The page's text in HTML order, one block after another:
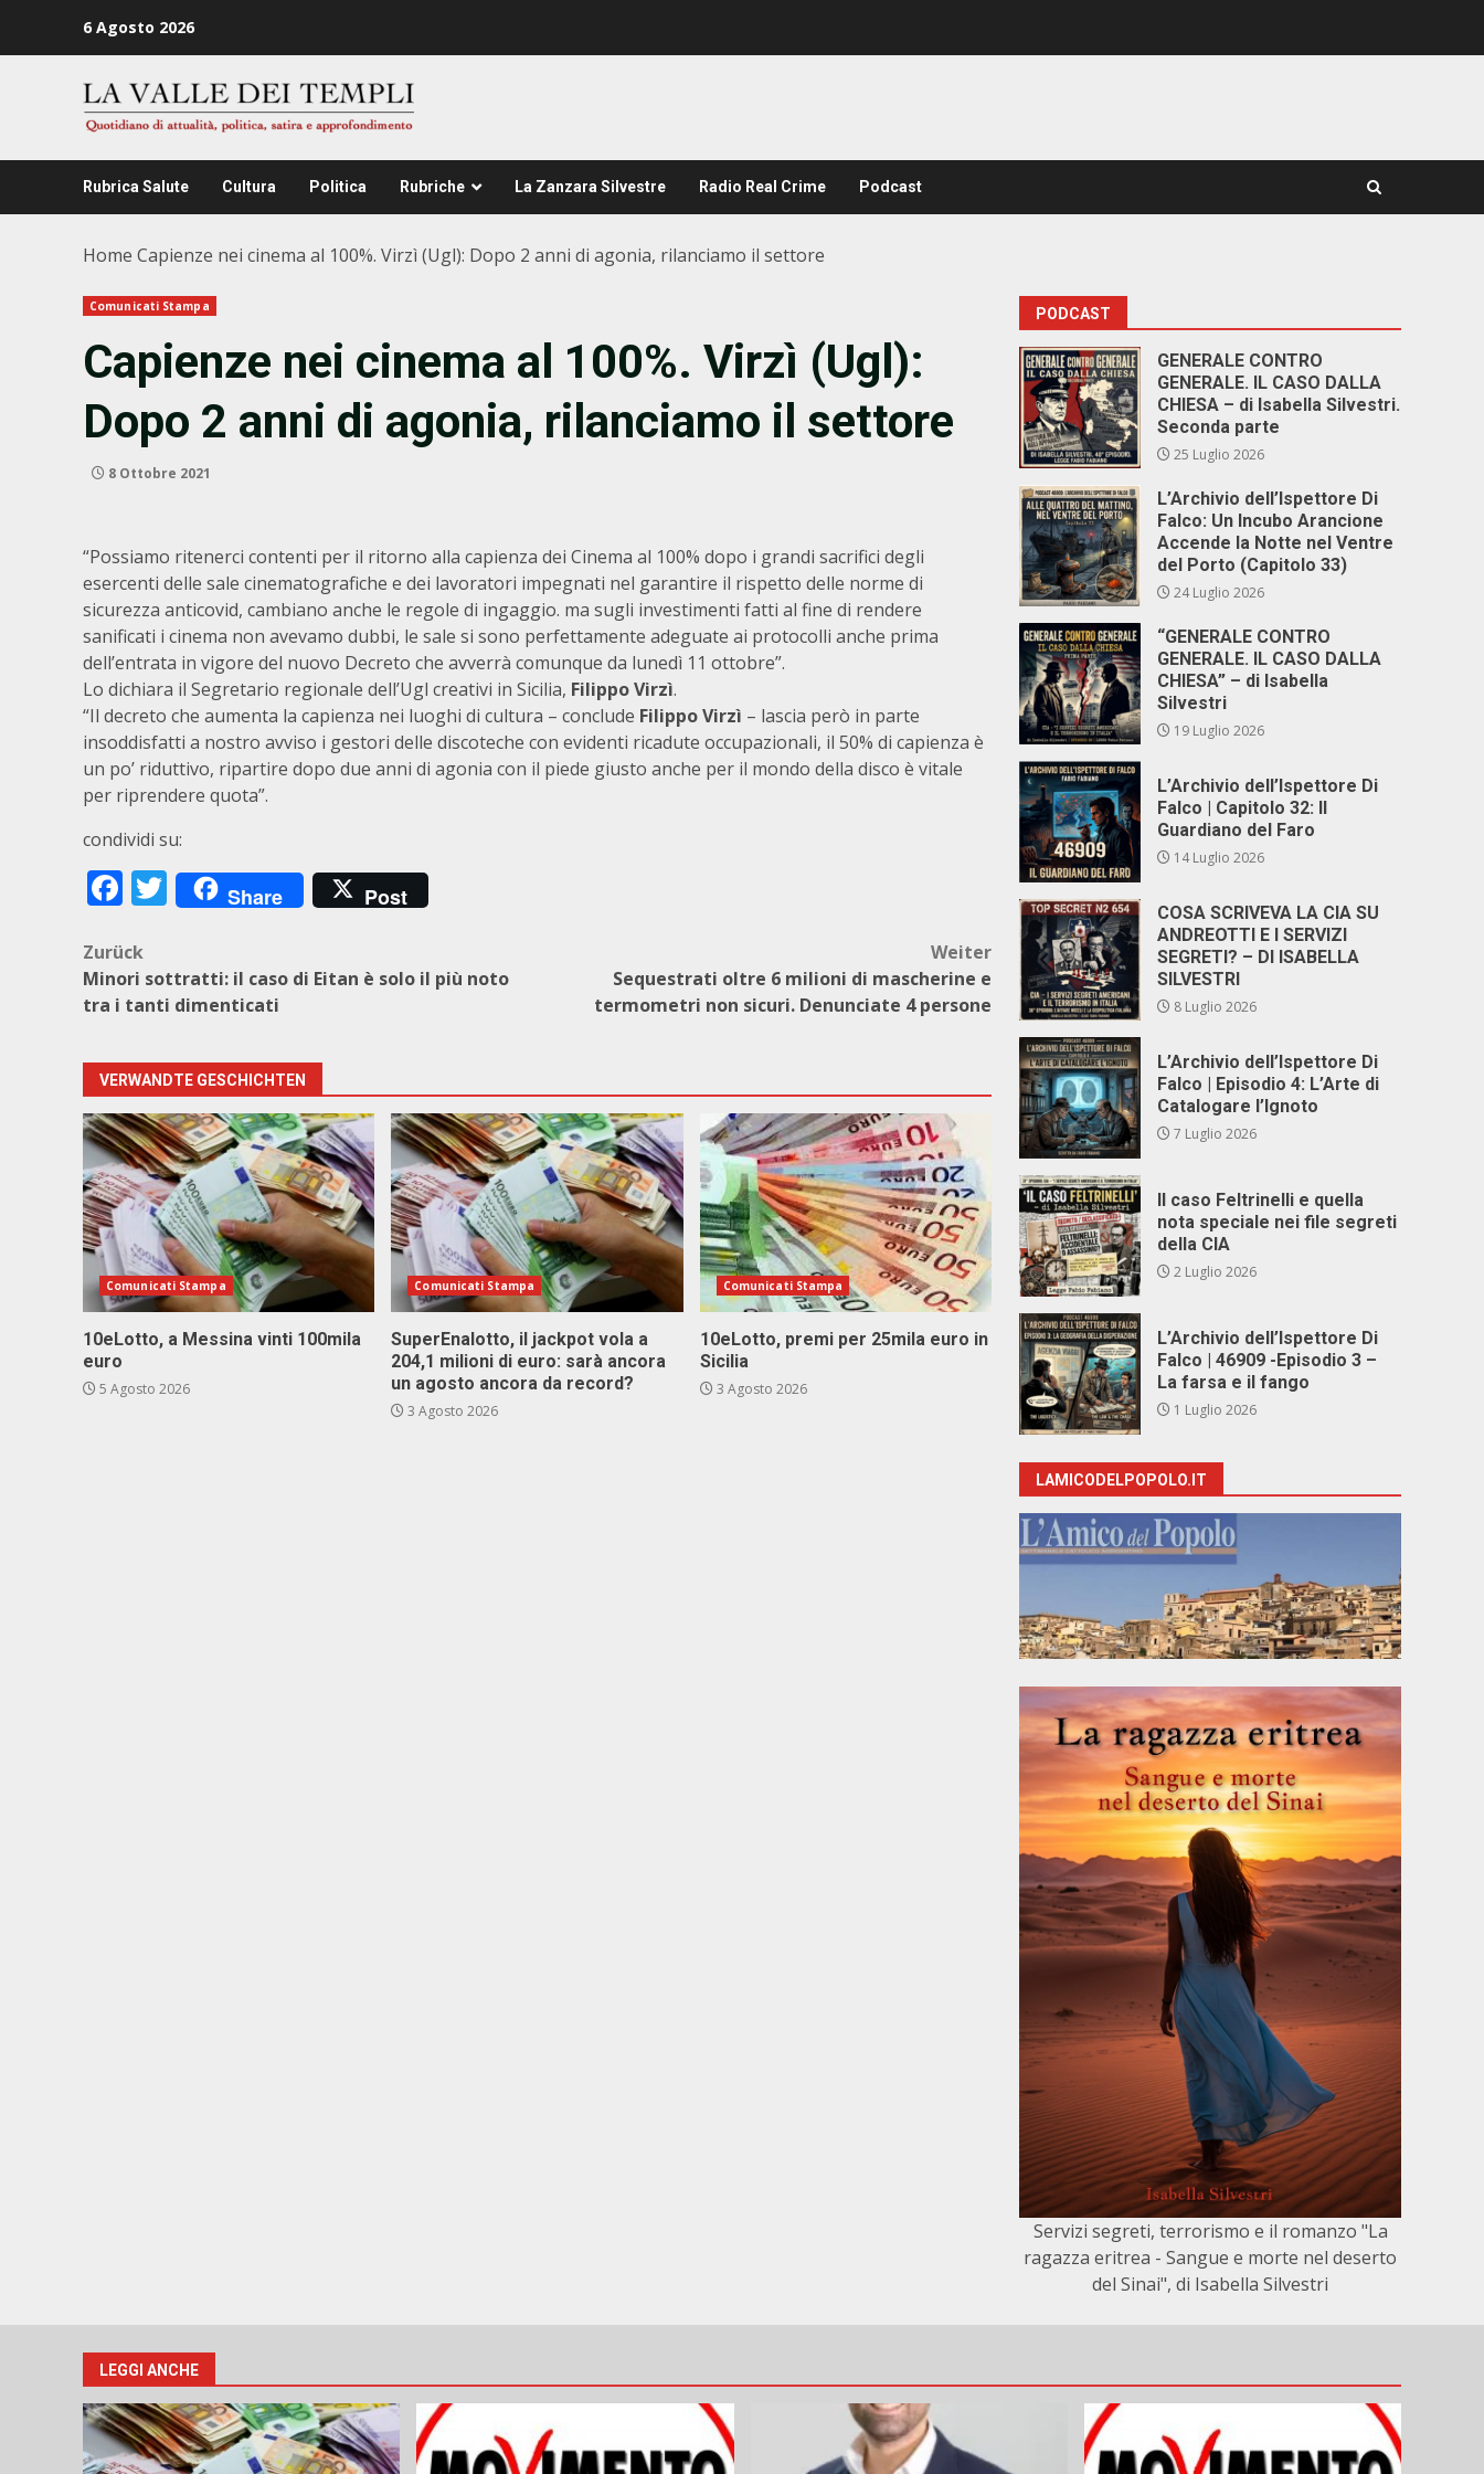
6 Agosto 2026
Rubrica Salute Cultura Politica Rubriche La Zanzara Silvestre Radio Real Crime Podcast
Home Capienze nei cinema al 100%. Virzì (Ugl): Dopo 2 anni di agonia, rilanciamo il settore
Comunicati Stampa
Capienze nei cinema al 100%. Virzì (Ugl):
Dopo 2 anni di agonia, rilanciamo il settore
8 Ottobre 2021
“Possiamo ritenerci contenti per il ritorno alla capienza dei Cinema al 100% dopo i grandi sacrifici degli
esercenti delle sale cinematografiche e dei lavoratori impegnati nel garantire il rispetto delle norme di
sicurezza anticovid, cambiano anche le regole di ingaggio. ma sugli investimenti fatti al fine di rendere
sanificati i cinema non avevamo dubbi, le sale si sono perfettamente adeguate ai protocolli anche prima
dell’entrata in vigore del nuovo Decreto che avverrà comunque da lunedì 11 ottobre”.
Lo dichiara il Segretario regionale dell’Ugl creativi in Sicilia, Filippo Virzì.
“Il decreto che aumenta la capienza nei luoghi di cultura – conclude Filippo Virzì – lascia però in parte
insoddisfatti a nostro avviso i gestori delle discoteche con evidenti ricadute occupazionali, il 50% di capienza è
un po’ riduttivo, ripartire dopo due anni di agonia con il piede giusto anche per il mondo della disco è vitale
per riprendere quota”.
condividi su:
Facebook
Twitter
Share Post
Beitragsnavigation
Zurück
Minori sottratti: il caso di Eitan è solo il più noto
tra i tanti dimenticati
Weiter
Sequestrati oltre 6 milioni di mascherine e
termometri non sicuri. Denunciate 4 persone
VERWANDTE GESCHICHTEN
Comunicati Stampa
10eLotto, a Messina vinti 100mila
euro
5 Agosto 2026
Comunicati Stampa
SuperEnalotto, il jackpot vola a
204,1 milioni di euro: sarà ancora
un agosto ancora da record?
3 Agosto 2026
Comunicati Stampa
10eLotto, premi per 25mila euro in
Sicilia
3 Agosto 2026
PODCAST
GENERALE CONTRO
GENERALE. IL CASO DALLA
CHIESA – di Isabella Silvestri.
Seconda parte
25 Luglio 2026
L’Archivio dell’Ispettore Di
Falco: Un Incubo Arancione
Accende la Notte nel Ventre
del Porto (Capitolo 33)
24 Luglio 2026
“GENERALE CONTRO
GENERALE. IL CASO DALLA
CHIESA” – di Isabella
Silvestri
19 Luglio 2026
L’Archivio dell’Ispettore Di
Falco | Capitolo 32: Il
Guardiano del Faro
14 Luglio 2026
COSA SCRIVEVA LA CIA SU
ANDREOTTI E I SERVIZI
SEGRETI? – DI ISABELLA
SILVESTRI
8 Luglio 2026
L’Archivio dell’Ispettore Di
Falco | Episodio 4: L’Arte di
Catalogare l’Ignoto
7 Luglio 2026
Il caso Feltrinelli e quella
nota speciale nei file segreti
della CIA
2 Luglio 2026
L’Archivio dell’Ispettore Di
Falco | 46909 -Episodio 3 –
La farsa e il fango
1 Luglio 2026
LAMICODELPOPOLO.IT
Servizi segreti, terrorismo e il romanzo "La
ragazza eritrea - Sangue e morte nel deserto
del Sinai", di Isabella Silvestri
LEGGI ANCHE